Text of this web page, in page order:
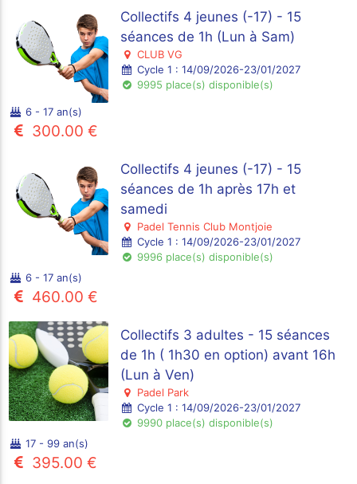
Collectifs 4 jeunes (-17) - 15
séances de 1h (Lun à Sam)
CLUB VG
Cycle 1 : 14/09/2026-23/01/2027
9995 place(s) disponible(s)
6 - 17 an(s)
300.00 €
Collectifs 4 jeunes (-17) - 15
séances de 1h après 17h et
samedi
Padel Tennis Club Montjoie
Cycle 1 : 14/09/2026-23/01/2027
9996 place(s) disponible(s)
6 - 17 an(s)
460.00 €
Collectifs 3 adultes - 15 séances
de 1h ( 1h30 en option) avant 16h
(Lun à Ven)
Padel Park
Cycle 1 : 14/09/2026-23/01/2027
9990 place(s) disponible(s)
17 - 99 an(s)
395.00 €